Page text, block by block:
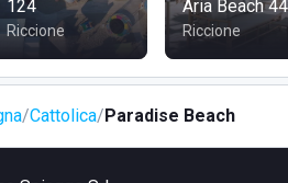
124
Riccione
Aria Beach 44
Riccione
Cattolica Paradise Beach